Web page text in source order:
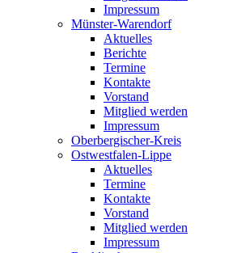
Impressum
Münster-Warendorf
Aktuelles
Berichte
Termine
Kontakte
Vorstand
Mitglied werden
Impressum
Oberbergischer-Kreis
Ostwestfalen-Lippe
Aktuelles
Termine
Kontakte
Vorstand
Mitglied werden
Impressum